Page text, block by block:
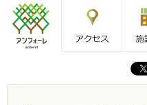
アンフォーレ